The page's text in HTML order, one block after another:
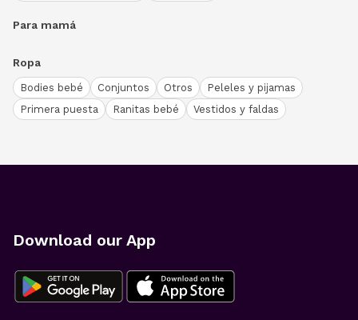
Para mamá
Ropa
Bodies bebé Conjuntos Otros
Peleles y pijamas
Primera puesta
Ranitas bebé Vestidos y faldas
Download our App